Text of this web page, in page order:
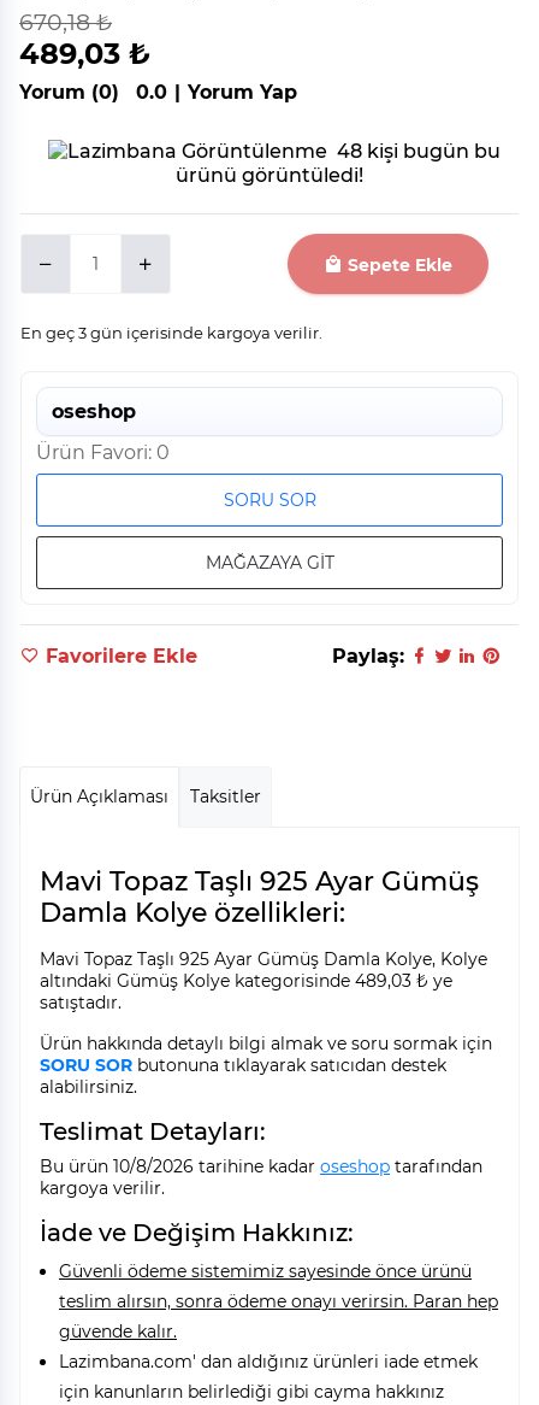
%27
indirim
670,18 ₺
489,03 ₺
Yorum (0) 0.0 | Yorum Yap
48 kişi bugün bu
ürünü görüntüledi!
Sepete Ekle
En geç 3 gün içerisinde kargoya verilir.
oseshop
Ürün Favori: 0
SORU SOR
MAĞAZAYA GİT
Favorilere Ekle Paylaş:
Ürün Açıklaması Taksitler
Mavi Topaz Taşlı 925 Ayar Gümüş
Damla Kolye özellikleri:
Mavi Topaz Taşlı 925 Ayar Gümüş Damla Kolye, Kolye
altındaki Gümüş Kolye kategorisinde 489,03 ₺ ye
satıştadır.
Ürün hakkında detaylı bilgi almak ve soru sormak için
SORU SOR butonuna tıklayarak satıcıdan destek
alabilirsiniz.
Teslimat Detayları:
Bu ürün 10/8/2026 tarihine kadar oseshop tarafından
kargoya verilir.
İade ve Değişim Hakkınız:
Güvenli ödeme sistemimiz sayesinde önce ürünü
teslim alırsın, sonra ödeme onayı verirsin. Paran hep
güvende kalır.
Lazimbana.com' dan aldığınız ürünleri iade etmek
için kanunların belirlediği gibi cayma hakkınız